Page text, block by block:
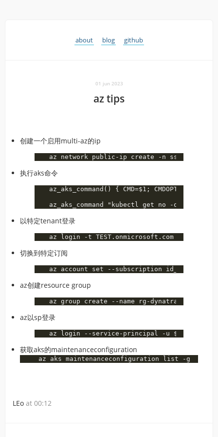
about blog github
01 jun 2023
az tips
创建一个启用multi-az的ip
执行aks命令
az_aks_command() { CMD=$1; CMDOPTS=$2; az
以特定tenant登录
切换到特定订阅
az创建resource group
az以sp登录
获取aks的maintenanceconfiguration
LEo at 00:12